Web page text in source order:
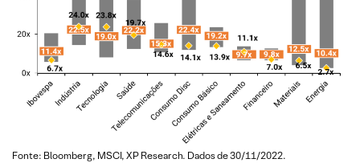
Fonte: Bloomberg, MSCI, XP Research. Dados de 30/11/2022.